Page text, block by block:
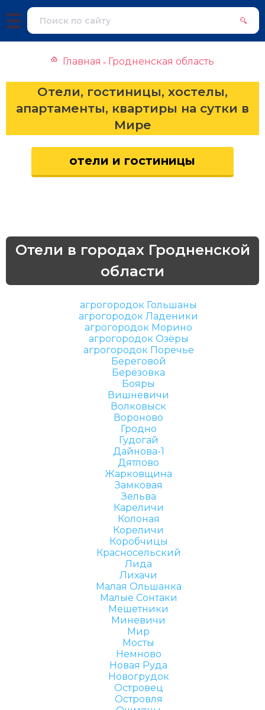
Главная » Гродненская область
Отели, гостиницы, хостелы,
апартаменты, квартиры на сутки в
Мире
отели и гостиницы
Отели в городах Гродненской
области
агрогородок Гольшаны
агрогородок Ладеники
агрогородок Морино
агрогородок Озёры
агрогородок Поречье
Береговой
Берёзовка
Бояры
Вишневичи
Волковыск
Вороново
Гродно
Гудогай
Дайнова-1
Дятлово
Жарковщина
Замковая
Зельва
Кареличи
Колоная
Кореличи
Коробчицы
Красносельский
Лида
Лихачи
Малая Ольшанка
Малые Сонтаки
Мешетники
Миневичи
Мир
Мосты
Немново
Новая Руда
Новогрудок
Островец
Островля